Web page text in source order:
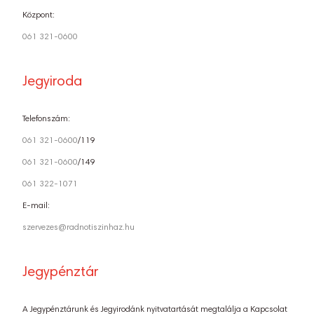
Központ:
061 321-0600
Jegyiroda
Telefonszám:
061 321-0600/119
061 321-0600/149
061 322-1071
E-mail:
szervezes@radnotiszinhaz.hu
Jegypénztár
A Jegypénztárunk és Jegyirodánk nyitvatartását megtalálja a Kapcsolat